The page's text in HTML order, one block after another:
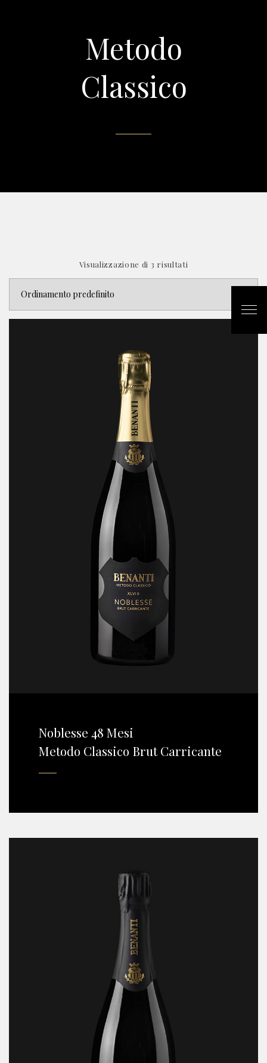
Metodo
Classico
Visualizzazione di 3 risultati
Noblesse 48 Mesi
Metodo Classico Brut Carricante